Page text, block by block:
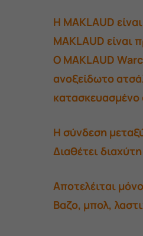
H MAKLAUD
MAKLAUD είναι
Ο MAKLAUD
ανοξείδωτο
Η σύνδεση
Διαθέτει
Αποτελέιται
Βαζο, μπολ,